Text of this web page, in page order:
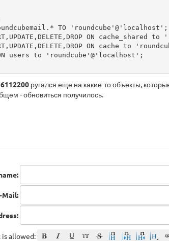
roundcubemail.* TO 'roundcube'@'localhost';
ON
ON cache to
ON users to 'roundcube'@'localhost';
ругался еще на какие-то объекты,
- обновиться получилось.
Mail:
allowed: